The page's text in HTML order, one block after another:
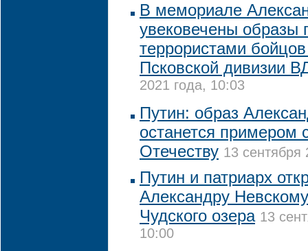
В мемориале
увековечены
террористами
Псковской дивизии
2021 года, 10:03
Путин: образ
останется примером
Отечеству 13 сентября
Путин и патриарх
Александру
Чудского озера 13
10:00